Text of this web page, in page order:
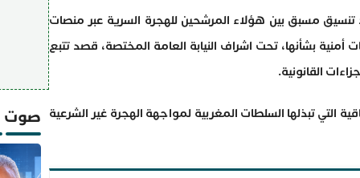
تنسيق مسبق بين هؤلاء المرشحين للهجرة السرية عبر منصات
بشأنها، تحت اشراف النيابة العامة المختصة، قصد تتبع
القانونية.
التي تبذلها السلطات المغربية لمواجهة الهجرة غير الشرعية صوت